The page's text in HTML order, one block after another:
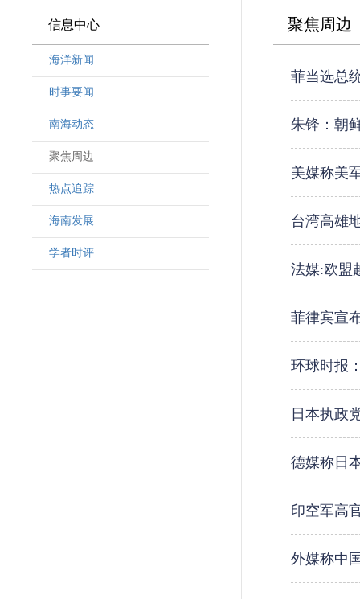
信息中心
海洋新闻
时事要闻
南海动态
聚焦周边
热点追踪
海南发展
学者时评
聚焦周边
菲当选总
朱锋：朝
美媒称美
台湾高雄
法媒:欧盟
菲律宾宣
环球时报
日本执政
德媒称日
印空军高
外媒称中